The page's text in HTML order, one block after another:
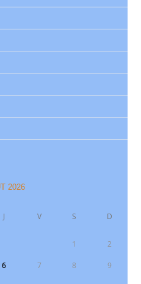
2026
J V S D
1 2
6 7 8 9